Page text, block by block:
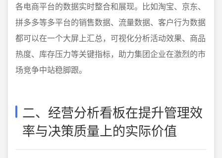
各电商平台的数据实时整合和展现。比如淘宝、京东、
拼多多等多平台的销售数据、流量数据、客户行为数据
都可以在一个大屏上汇总，可视化分析活动效果、商品
热度、库存压力等关键指标，助力集团企业在激烈的市
场竞争中站稳脚跟。
二、经营分析看板在提升管理效
率与决策质量上的实际价值